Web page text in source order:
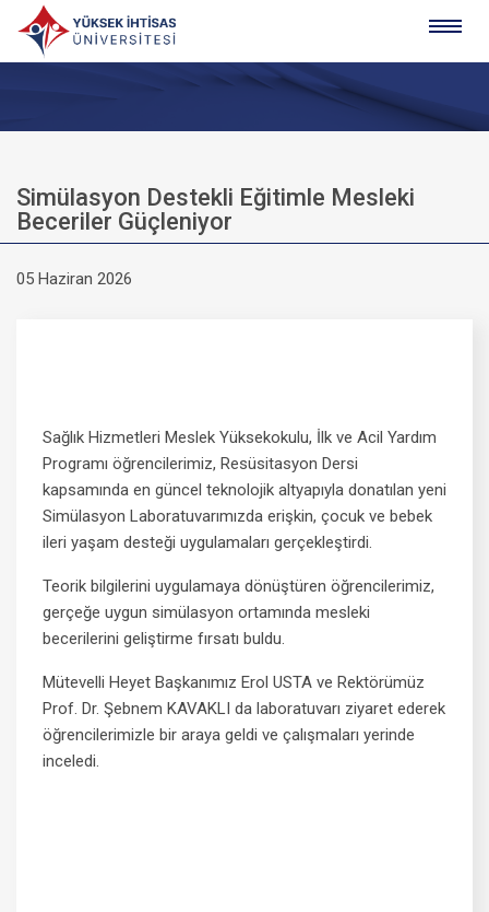
Simülasyon Destekli Eğitimle Mesleki
Beceriler Güçleniyor
05 Haziran 2026
Sağlık Hizmetleri Meslek Yüksekokulu, İlk ve Acil Yardım
Programı öğrencilerimiz, Resüsitasyon Dersi
kapsamında en güncel teknolojik altyapıyla donatılan yeni
Simülasyon Laboratuvarımızda erişkin, çocuk ve bebek
ileri yaşam desteği uygulamaları gerçekleştirdi.
Teorik bilgilerini uygulamaya dönüştüren öğrencilerimiz,
gerçeğe uygun simülasyon ortamında mesleki
becerilerini geliştirme fırsatı buldu.
Mütevelli Heyet Başkanımız Erol USTA ve Rektörümüz
Prof. Dr. Şebnem KAVAKLI da laboratuvarı ziyaret ederek
öğrencilerimizle bir araya geldi ve çalışmaları yerinde
inceledi.